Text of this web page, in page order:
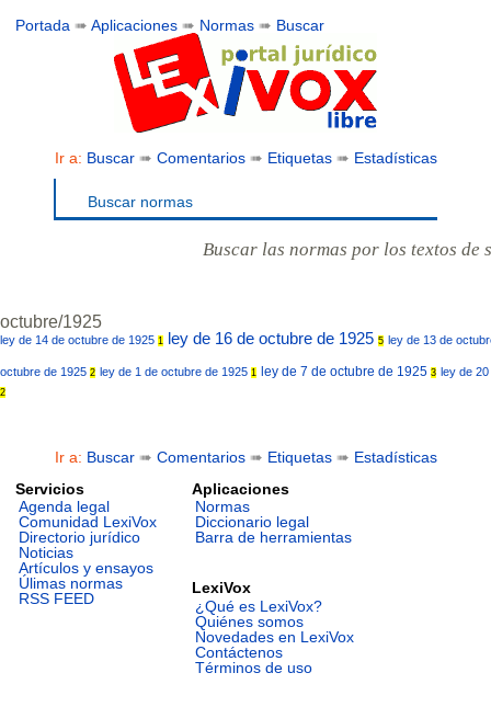
Portada ➠Aplicaciones ➠ Normas ➠ Buscar
Ir a: Buscar➠ Comentarios➠ Etiquetas➠ Estadísticas
Buscar normas
Buscar las normas por los textos de
octubre/1925
ley de 14 de octubre de 1925 1 ley de 16 de octubre de 1925 5 ley de 13 de
octubre de 1925 2 ley de 1 de octubre de 1925 1 ley de 7 de octubre de 1925 3 ley de
2
Ir a: Buscar➠ Comentarios➠ Etiquetas➠ Estadísticas
Servicios
Agenda legal
Comunidad LexiVox
Directorio jurídico
Noticias
Artículos y ensayos
Úlimas normas
RSS FEED
Aplicaciones
Normas
Diccionario legal
Barra de herramientas
LexiVox
¿Qué es LexiVox?
Quiénes somos
Novedades en LexiVox
Contáctenos
Términos de uso